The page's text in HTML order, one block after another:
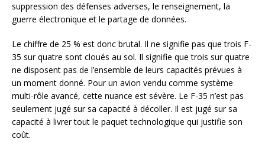
suppression des défenses adverses, le renseignement, la
guerre électronique et le partage de données.
Le chiffre de 25 % est donc brutal. Il ne signifie pas que trois F-
35 sur quatre sont cloués au sol. Il signifie que trois sur quatre
ne disposent pas de l’ensemble de leurs capacités prévues à
un moment donné. Pour un avion vendu comme système
multi-rôle avancé, cette nuance est sévère. Le F-35 n’est pas
seulement jugé sur sa capacité à décoller. Il est jugé sur sa
capacité à livrer tout le paquet technologique qui justifie son
coût.